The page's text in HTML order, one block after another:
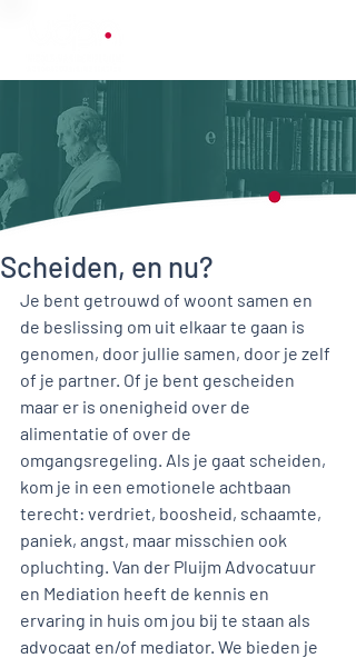
Scheiden, en nu?
Je bent getrouwd of woont samen en
de beslissing om uit elkaar te gaan is
genomen, door jullie samen, door je zelf
of je partner. Of je bent gescheiden
maar er is onenigheid over de
alimentatie of over de
omgangsregeling. Als je gaat scheiden,
kom je in een emotionele achtbaan
terecht: verdriet, boosheid, schaamte,
paniek, angst, maar misschien ook
opluchting. Van der Pluijm Advocatuur
en Mediation heeft de kennis en
ervaring in huis om jou bij te staan als
advocaat en/of mediator. We bieden je